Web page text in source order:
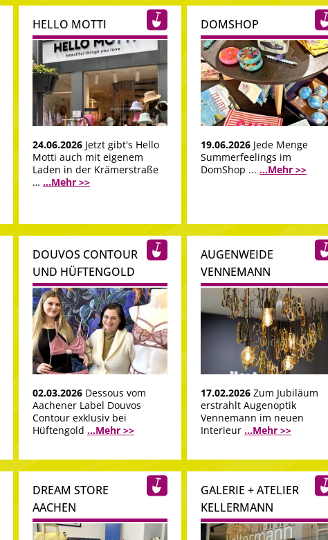
HELLO MOTTI
24.06.2026 Jetzt gibt's Hello
Motti auch mit eigenem
Laden in der Krämerstraße
… ...Mehr >>
DOMSHOP
19.06.2026 Jede Menge
Summerfeelings im
DomShop ... ...Mehr >>
DOUVOS CONTOUR
UND HÜFTENGOLD
02.03.2026 Dessous vom
Aachener Label Douvos
Contour exklusiv bei
Hüftengold ...Mehr >>
AUGENWEIDE
VENNEMANN
17.02.2026 Zum Jubiläum
erstrahlt Augenoptik
Vennemann im neuen
Interieur ...Mehr >>
DREAM STORE
AACHEN
GALERIE + ATELIER
KELLERMANN